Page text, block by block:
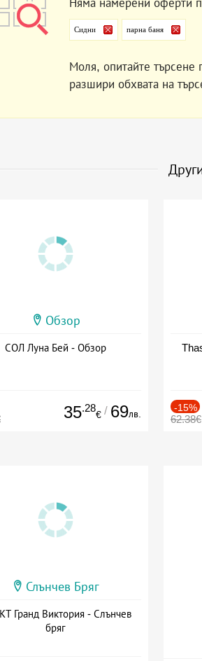
Няма намерени оферти
Сидни парна баня
Моля, опитайте търсене
разшири обхвата на
Обзор
СОЛ Луна Бей - Обзор
35.28
€ / 69лв.
-15%
62.38€
Слънчев Бряг
Гранд Виктория - Слънчев
бряг